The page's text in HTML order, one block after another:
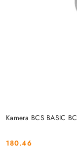
Kamera BCS BASIC
Cena:
180.46